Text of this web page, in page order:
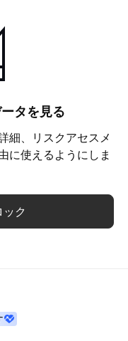
タを見る
細、リスクアセスメ
に使えるようにしま
ク